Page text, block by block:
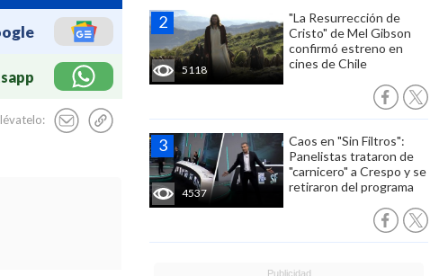
5118
"La Resurrección de
Cristo" de Mel Gibson
confirmó estreno en
cines de Chile
4537
Caos en "Sin Filtros":
Panelistas trataron de
"carnicero" a Crespo y se
retiraron del programa